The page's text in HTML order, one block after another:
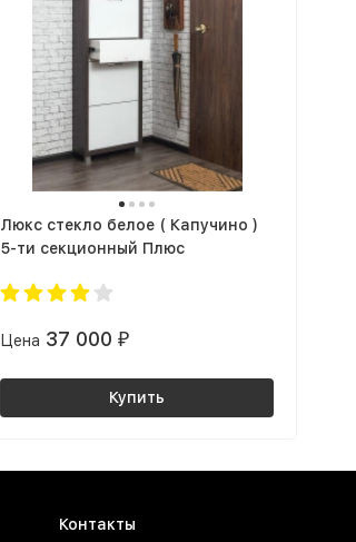
Люкс стекло белое ( Капучино )
5-ти секционный Плюс
Цена 37 000 ₽
Купить
Контакты